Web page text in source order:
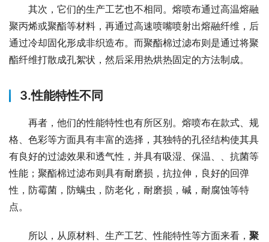
其次，它们的生产工艺也不相同。熔喷布通过高温熔融
聚丙烯或聚酯等材料，再通过高速喷嘴喷射出熔融纤维，后
通过冷却固化形成非织造布。而聚酯棉过滤布则是通过将聚
酯纤维打散成孔絮状，然后采用热烘热固定的方法制成。
3.性能特性不同
再者，他们的性能特性也有所区别。熔喷布在款式、规
格、色彩等方面具有丰富的选择，其独特的孔径结构使其具
有良好的过滤效果和透气性，并具有吸湿、保温、、抗菌等
性能；聚酯棉过滤布则具有耐磨损，抗拉伸，良好的回弹
性，防霉菌，防螨虫，防老化，耐磨损，碱，耐腐蚀等特
点。
所以，从原材料、生产工艺、性能特性等方面来看， 聚